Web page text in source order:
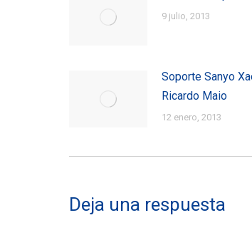
9 julio, 2013
Soporte Sanyo
Ricardo Maio
12 enero, 2013
Deja una respuesta